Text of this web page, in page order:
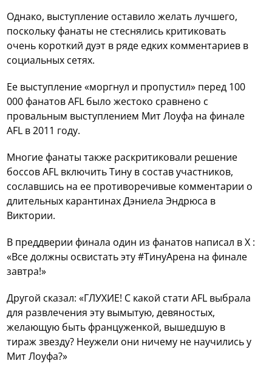
Однако, выступление оставило желать лучшего,
поскольку фанаты не стеснялись критиковать
очень короткий дуэт в ряде едких комментариев в
социальных сетях.
Ее выступление «моргнул и пропустил» перед 100
000 фанатов AFL было жестоко сравнено с
провальным выступлением Мит Лоуфа на финале
AFL в 2011 году.
Многие фанаты также раскритиковали решение
боссов AFL включить Тину в состав участников,
сославшись на ее противоречивые комментарии о
длительных карантинах Дэниела Эндрюса в
Виктории.
В преддверии финала один из фанатов написал в X :
«Все должны освистать эту #ТинуАрена на финале
завтра!»
Другой сказал: «ГЛУХИЕ! С какой стати AFL выбрала
для развлечения эту вымытую, девяностых,
желающую быть француженкой, вышедшую в
тираж звезду? Неужели они ничему не научились у
Мит Лоуфа?»